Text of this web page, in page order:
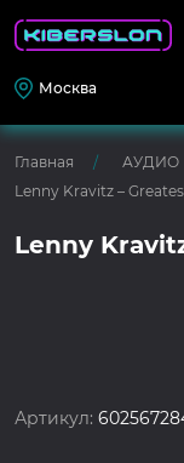
Москва
Главная АУДИО
Lenny Kravitz –
Lenny
Артикул: